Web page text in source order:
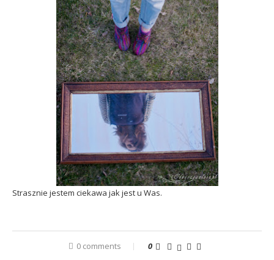
Strasznie jestem ciekawa jak jest u Was.
0 comments 0